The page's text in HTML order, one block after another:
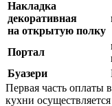
Накладка
декоративная
на открытую полку
Портал
Буaзери
Первая часть оплаты
кухни